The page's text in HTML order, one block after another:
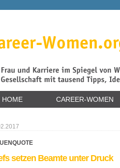
HOME CAREER-WOMEN
setzen Beamte unter Druck